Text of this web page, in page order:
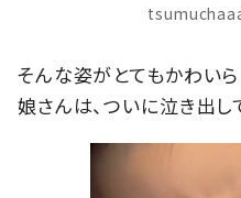
tsumuchaaa
そんな姿がとてもかわいら
娘さんは、ついに泣き出し